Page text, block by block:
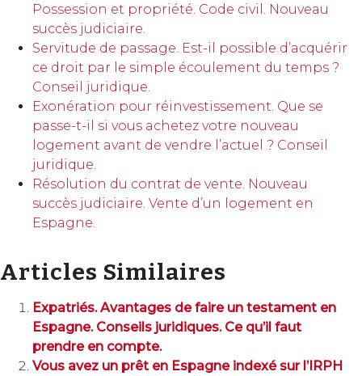
Possession et propriété. Code civil. Nouveau
succès judiciaire.
Servitude de passage. Est-il possible d’acquérir
ce droit par le simple écoulement du temps ?
Conseil juridique.
Exonération pour réinvestissement. Que se
passe-t-il si vous achetez votre nouveau
logement avant de vendre l’actuel ? Conseil
juridique.
Résolution du contrat de vente. Nouveau
succès judiciaire. Vente d’un logement en
Espagne.
Articles Similaires
Expatriés. Avantages de faire un testament en
Espagne. Conseils juridiques. Ce qu’il faut
prendre en compte.
Vous avez un prêt en Espagne indexé sur l’IRPH